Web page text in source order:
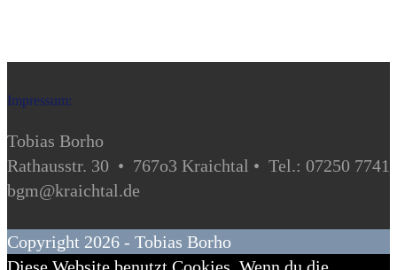
Impressum:
Tobias Borho
Rathausstr. 30 • 767o3 Kraichtal • Tel.: 07250 7741
bgm@kraichtal.de
Copyright 2026 - Tobias Borho